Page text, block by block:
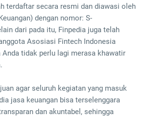
terdaftar secara resmi dan diawasi oleh
dengan nomor: S-
dari pada itu, Finpedia juga telah
Asosiasi Fintech Indonesia
Anda tidak perlu lagi merasa khawatir
agar seluruh kegiatan yang masuk
jasa keuangan bisa terselenggara
dan akuntabel, sehingga